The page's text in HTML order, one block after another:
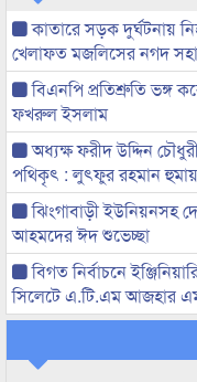
কাতারে সড়ক দুর্ঘটনায়
খেলাফত মজলিসের নগদ
বিএনপি প্রতিশ্রুতি ভঙ্গ
ফখরুল ইসলাম
অধ্যক্ষ ফরীদ উদ্দিন
পথিকৃৎ : লুৎফুর রহমান
ঝিংগাবাড়ী ইউনিয়নসহ
আহমদের ঈদ শুভেচ্ছা
বিগত নির্বাচনে
সিলেটে এ.টি.এম আজহার